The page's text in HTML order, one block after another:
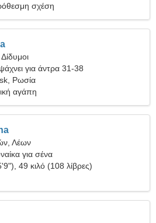
σχέση
για άντρα 31-38
Ρωσία
αγάπη
Λέων
για σένα
49 κιλό (108 λίβρες)